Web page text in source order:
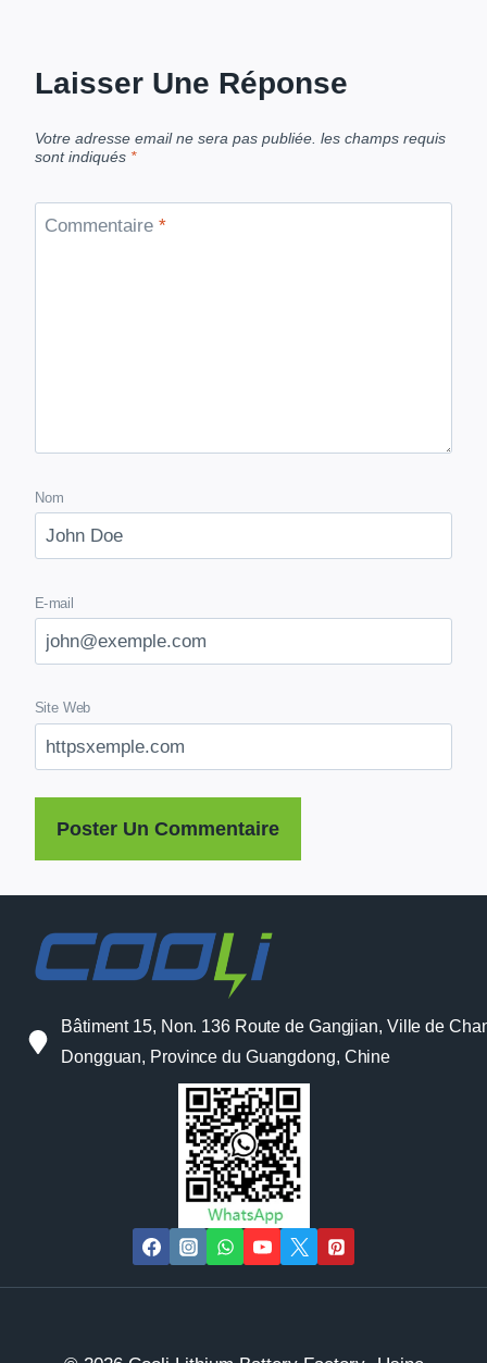
Laisser Une Réponse
Votre adresse email ne sera pas publiée. les champs requis
sont indiqués *
Commentaire *
Nom
E-mail
Site Web
Bâtiment 15, Non. 136 Route de Gangjian, Ville de
Dongguan, Province du Guangdong, Chine